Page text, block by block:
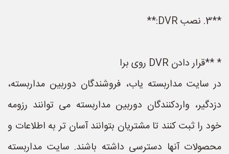
**3. نصب DVR:**
* **قرار دادن DVR روی برا
در سایت مداربسته یاب، فروشندگان دوربین مداربسته،
دزدگیر، واردکنندگان دوربین مداربسته می توانند رزومه
خود را ثبت کنند تا مشتریان بتوانند آسان تر به اطلاعات و
محصولات آنها دسترسی داشته باشند. سایت مداربسته